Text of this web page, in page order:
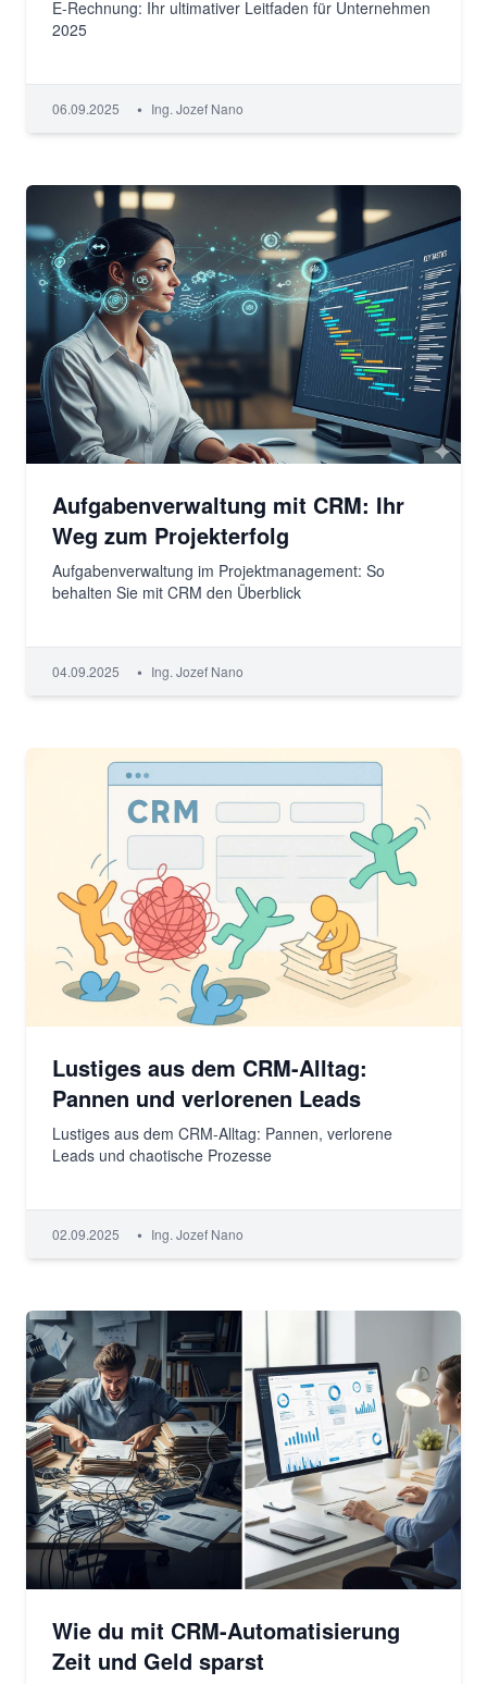
E-Rechnung: Ihr ultimativer Leitfaden für Unternehmen
2025
06.09.2025 • Ing. Jozef Nano
Aufgabenverwaltung mit CRM: Ihr
Weg zum Projekterfolg
Aufgabenverwaltung im Projektmanagement: So
behalten Sie mit CRM den Überblick
04.09.2025 • Ing. Jozef Nano
Lustiges aus dem CRM-Alltag:
Pannen und verlorenen Leads
Lustiges aus dem CRM-Alltag: Pannen, verlorene
Leads und chaotische Prozesse
02.09.2025 • Ing. Jozef Nano
Wie du mit CRM-Automatisierung
Zeit und Geld sparst